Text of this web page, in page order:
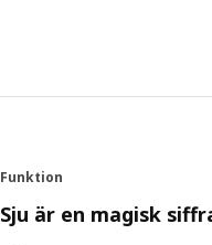
till vid lanseringen av
jag gillar att baka, men
Det går helt enkelt inte,
Funktion
Sju är en magisk